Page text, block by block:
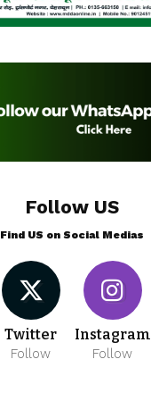
Follow US
Find US on Social Medias
Twitter
Follow
Instagram
Follow